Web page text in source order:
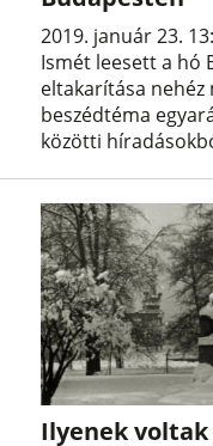
2019. január 23.
Ismét leesett a hó
eltakarítása nehéz
beszédtéma
közötti
Ilyenek voltak